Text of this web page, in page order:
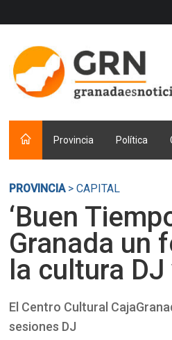
Provincia Política
PROVINCIA> CAPITAL
‘Buen
Granada un
la cultura
El Centro Cultural
sesiones DJ